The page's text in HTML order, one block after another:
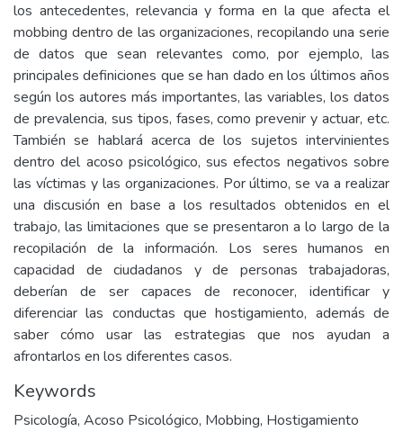
los antecedentes, relevancia y forma en la que afecta el
mobbing dentro de las organizaciones, recopilando una serie
de datos que sean relevantes como, por ejemplo, las
principales definiciones que se han dado en los últimos años
según los autores más importantes, las variables, los datos
de prevalencia, sus tipos, fases, como prevenir y actuar, etc.
También se hablará acerca de los sujetos intervinientes
dentro del acoso psicológico, sus efectos negativos sobre
las víctimas y las organizaciones. Por último, se va a realizar
una discusión en base a los resultados obtenidos en el
trabajo, las limitaciones que se presentaron a lo largo de la
recopilación de la información. Los seres humanos en
capacidad de ciudadanos y de personas trabajadoras,
deberían de ser capaces de reconocer, identificar y
diferenciar las conductas que hostigamiento, además de
saber cómo usar las estrategias que nos ayudan a
afrontarlos en los diferentes casos.
Keywords
Psicología, Acoso Psicológico, Mobbing, Hostigamiento